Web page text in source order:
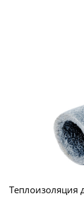
Теплоизоляция